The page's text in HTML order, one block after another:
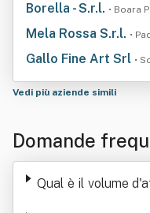
Borella - S.r.l. • Boara
Mela Rossa S.r.l. •
Gallo Fine Art Srl •
Vedi più aziende simili
Domande
Semplificata
Qual è il volume